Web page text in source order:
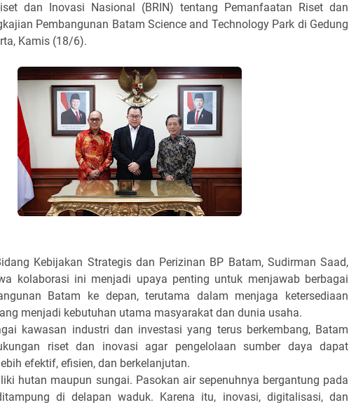
dan Inovasi Nasional (BRIN) tentang Pemanfaatan Riset dan
Pembangunan Batam Science and Technology Park di Gedung
Kamis (18/6).
Kebijakan Strategis dan Perizinan BP Batam, Sudirman Saad,
kolaborasi ini menjadi upaya penting untuk menjawab berbagai
Batam ke depan, terutama dalam menjaga ketersediaan
menjadi kebutuhan utama masyarakat dan dunia usaha.
kawasan industri dan investasi yang terus berkembang, Batam
riset dan inovasi agar pengelolaan sumber daya dapat
efektif, efisien, dan berkelanjutan.
hutan maupun sungai. Pasokan air sepenuhnya bergantung pada
di delapan waduk. Karena itu, inovasi, digitalisasi, dan